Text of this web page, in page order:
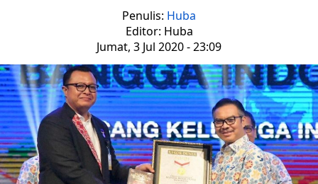
Penulis: Huba
Editor: Huba
Jumat, 3 Jul 2020 - 23:09